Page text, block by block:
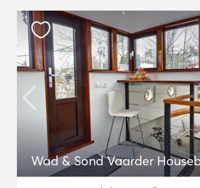
Wad & Sond Vaarder